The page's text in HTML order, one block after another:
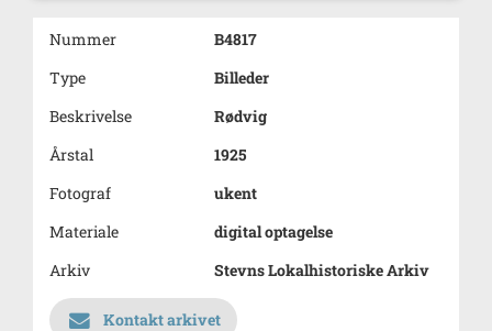
Nummer
B4817
Type
Billeder
Beskrivelse
Rødvig
Årstal
1925
Fotograf
ukent
Materiale
digital optagelse
Arkiv
Stevns Lokalhistoriske Arkiv
Kontakt arkivet